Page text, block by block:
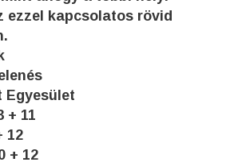
ezzel kapcsolatos rövid
Egyesület
+ 11
12
+ 12